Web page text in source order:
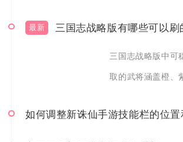
最新 三国志战略版有哪些可以刷
三国志战略版中可
取的武将涵盖橙、
如何调整新诛仙手游技能栏的位置